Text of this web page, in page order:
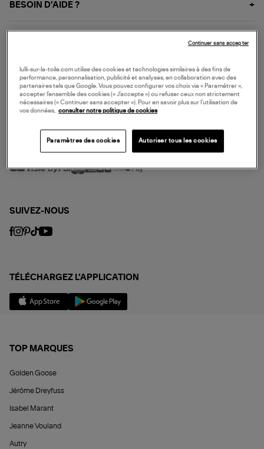
BESOIN D'AIDE ?
NOS SERVICES
SERVICE CLIENT
MODE DE PAIEMENT
SUIVEZ-NOUS
TÉLÉCHARGEZ L'APPLICATION
TOP MARQUES
Golden Goose
Jérôme Dreyfuss
Isabel Marant
Jeanne Vouland
Autry
lulli-sur-la-toile.com utilise des cookies et technologies similaires à des fins de
performance, personnalisation, publicité et analyses, en collaboration avec des
partenaires tels que Google. Vous pouvez configurer vos choix via « Paramétrer »,
accepter l’ensemble des cookies (« J’accepte ») ou refuser ceux non strictement
nécessaires (« Continuer sans accepter »). Pour en savoir plus sur l’utilisation de
vos données,
consulter notre politique de cookies
Paramètres des cookies Autoriser tous les cookies
Continuer sans accepter